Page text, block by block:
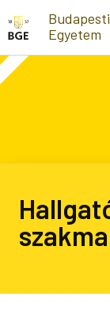
Ugrás a tartalomra
Egyetem